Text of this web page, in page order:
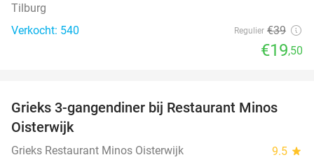
Tilburg
Verkocht: 540
Regulier €39
€19,50
30%
Grieks 3-gangendiner bij Restaurant Minos
Oisterwijk
Grieks Restaurant Minos Oisterwijk 9.5 star